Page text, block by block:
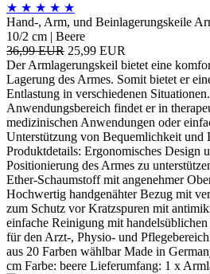
★ ★ ★ ★ ★
Hand-, Arm, und Beinlagerungskeile
10/2 cm | Beere
36,99 EUR 25,99 EUR
Der Armlagerungskeil bietet eine
Lagerung des Armes. Somit bietet er
Entlastung in verschiedenen
Anwendungsbereich findet er in
medizinischen Anwendungen oder
Unterstützung von Bequemlichkeit und
Produktdetails: Ergonomisches Design
Positionierung des Armes zu
Ether-Schaumstoff mit angenehmer
Hochwertig handgenähter Bezug mit
zum Schutz vor Kratzspuren mit
einfache Reinigung mit
für den Arzt-, Physio- und
aus 20 Farben wählbar Made in
cm Farbe: beere Lieferumfang: 1 x